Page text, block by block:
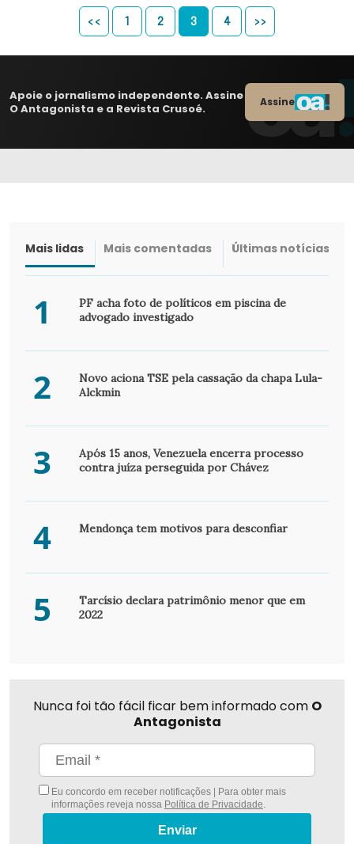
<< 1 2 3 4 >>
Apoie o jornalismo independente. Assine
O Antagonista e a Revista Crusoé.
Assine
Mais lidas Mais comentadas Últimas notícias
1
PF acha foto de políticos em piscina de
advogado investigado
2
Novo aciona TSE pela cassação da chapa Lula-
Alckmin
3
Após 15 anos, Venezuela encerra processo
contra juíza perseguida por Chávez
4 Mendonça tem motivos para desconfiar
5
Tarcísio declara patrimônio menor que em
2022
Nunca foi tão fácil ficar bem informado com O
Antagonista
Eu concordo em receber notificações | Para obter mais
informações reveja nossa Política de Privacidade.
Enviar